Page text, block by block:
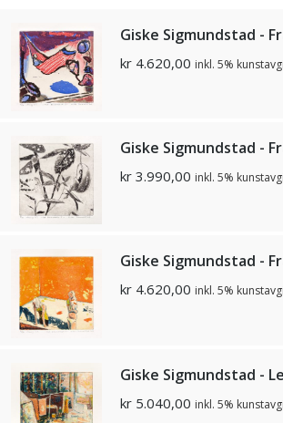
Giske Sigmundstad -
kr 4.620,00 inkl. 5%
Giske Sigmundstad -
kr 3.990,00 inkl. 5%
Giske Sigmundstad -
kr 4.620,00 inkl. 5%
Giske Sigmundstad -
kr 5.040,00 inkl. 5%